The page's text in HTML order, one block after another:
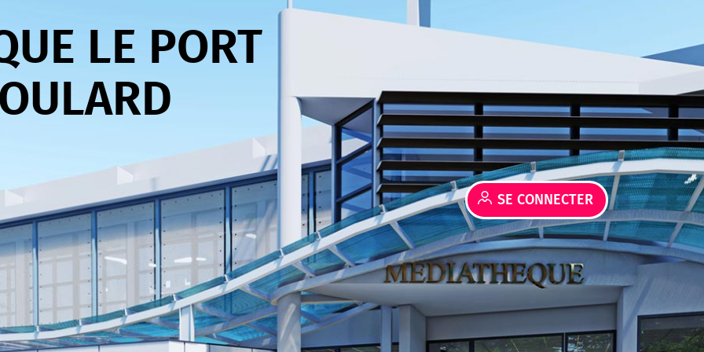
SE CONNECTER
LE PORT